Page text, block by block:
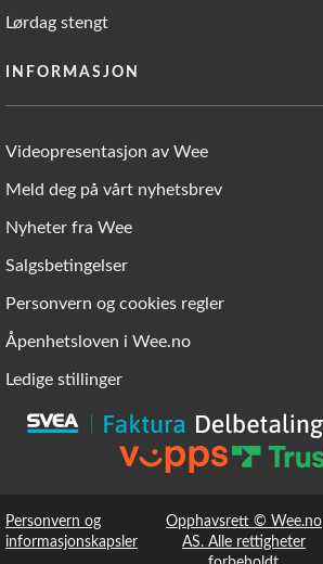
Lørdag stengt
INFORMASJON
Videopresentasjon av Wee
Meld deg på vårt nyhetsbrev
Nyheter fra Wee
Salgsbetingelser
Personvern og cookies regler
Åpenhetsloven i Wee.no
Ledige stillinger
Personvern og
informasjonskapsler
Opphavsrett © Wee.no
AS. Alle rettigheter